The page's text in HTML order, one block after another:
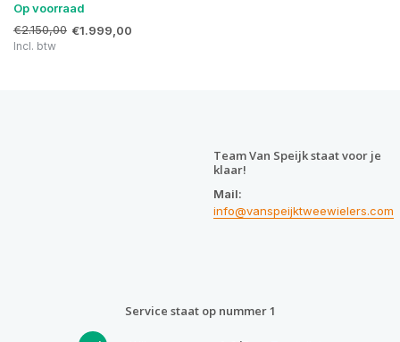
Op voorraad
€2.150,00 €1.999,00
Incl. btw
Team Van Speijk staat voor je
klaar!
Mail:
info@vanspeijktweewielers.com
Service staat op nummer 1